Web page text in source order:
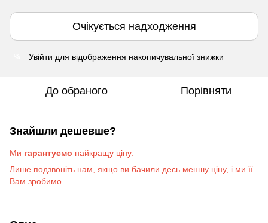
Очікується надходження
Увійти для відображення накопичувальної знижки
До обраного Порівняти
Знайшли дешевше?
Ми гарантуємо найкращу ціну.
Лише подзвоніть нам , якщо ви бачили десь меншу ціну, і ми її
Вам зробимо